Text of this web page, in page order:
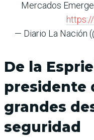
Mercados
— Diario La Nación
De la
presidente
grandes
seguridad